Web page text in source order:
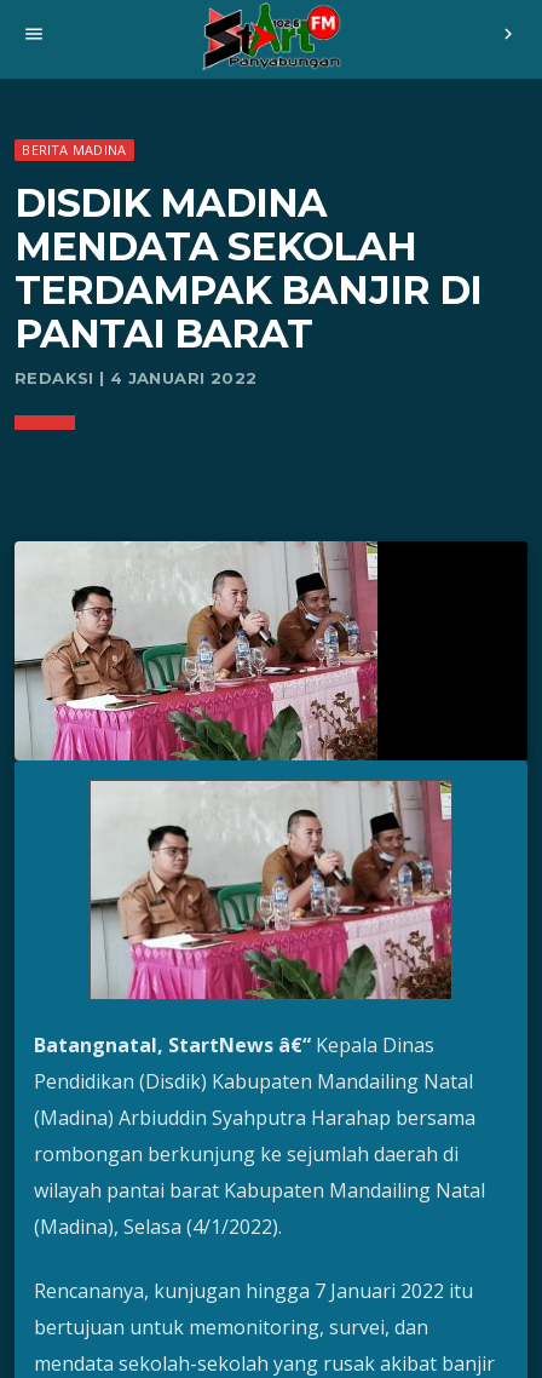
menu chevron_right
BERITA MADINA
DISDIK MADINA
MENDATA SEKOLAH
TERDAMPAK BANJIR DI
PANTAI BARAT
REDAKSI | 4 JANUARI 2022
Batangnatal, StartNews â€“ Kepala Dinas
Pendidikan (Disdik) Kabupaten Mandailing Natal
(Madina) Arbiuddin Syahputra Harahap bersama
rombongan berkunjung ke sejumlah daerah di
wilayah pantai barat Kabupaten Mandailing Natal
(Madina), Selasa (4/1/2022).
Rencananya, kunjugan hingga 7 Januari 2022 itu
bertujuan untuk memonitoring, survei, dan
mendata sekolah-sekolah yang rusak akibat banjir